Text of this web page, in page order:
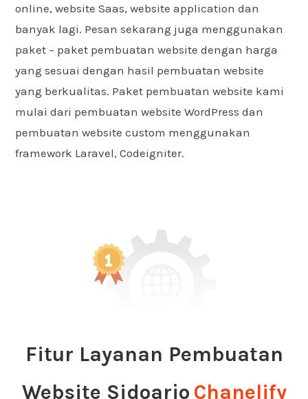
online, website Saas, website application dan
banyak lagi. Pesan sekarang juga menggunakan
paket – paket pembuatan website dengan harga
yang sesuai dengan hasil pembuatan website
yang berkualitas. Paket pembuatan website kami
mulai dari pembuatan website WordPress dan
pembuatan website custom menggunakan
framework Laravel, Codeigniter.
Fitur Layanan Pembuatan
Website Sidoarjo Chanelify